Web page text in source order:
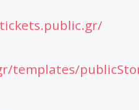
templates/